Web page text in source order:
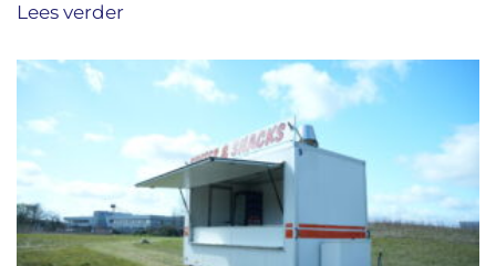
Lees verder